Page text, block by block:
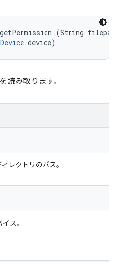
(String
device)
読み取ります。
レクトリのパス。
ス。